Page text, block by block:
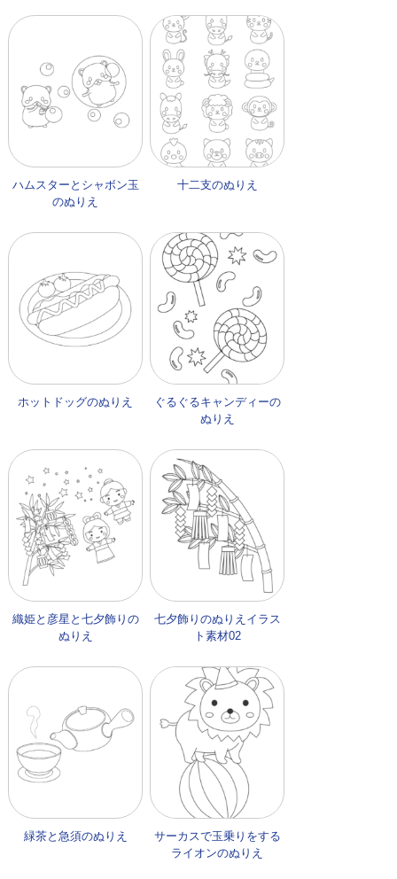
ハムスターとシャボン玉
のぬりえ
十二支のぬりえ
ホットドッグのぬりえ
ぐるぐるキャンディーの
ぬりえ
織姫と彦星と七夕飾りの
ぬりえ
七夕飾りのぬりえイラス
ト素材02
緑茶と急須のぬりえ
サーカスで玉乗りをする
ライオンのぬりえ